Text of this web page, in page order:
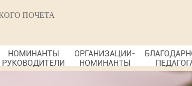
ПОЧЕТА
НОМИНАНТЫ
РУКОВОДИТЕЛИ
ОРГАНИЗАЦИИ-
НОМИНАНТЫ